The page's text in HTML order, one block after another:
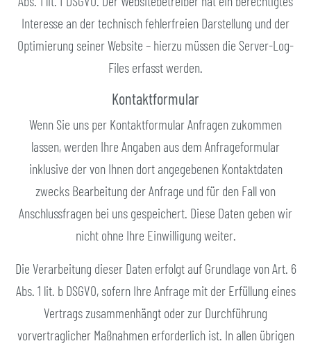
Interesse an der technisch fehlerfreien Darstellung und der
Optimierung seiner Website – hierzu müssen die Server-Log-
Files erfasst werden.
Kontaktformular
Wenn Sie uns per Kontaktformular Anfragen zukommen
lassen, werden Ihre Angaben aus dem Anfrageformular
inklusive der von Ihnen dort angegebenen Kontaktdaten
zwecks Bearbeitung der Anfrage und für den Fall von
Anschlussfragen bei uns gespeichert. Diese Daten geben wir
nicht ohne Ihre Einwilligung weiter.
Die Verarbeitung dieser Daten erfolgt auf Grundlage von Art. 6
Abs. 1 lit. b DSGVO, sofern Ihre Anfrage mit der Erfüllung eines
Vertrags zusammenhängt oder zur Durchführung
vorvertraglicher Maßnahmen erforderlich ist. In allen übrigen